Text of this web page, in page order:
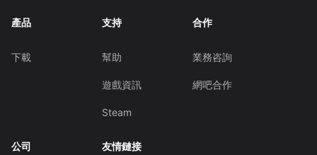
產品
下載
支持
幫助
遊戲資訊
Steam
合作
業務咨詢
網吧合作
公司 友情鏈接